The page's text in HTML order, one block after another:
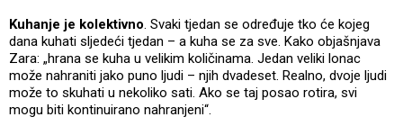
Kuhanje je kolektivno. Svaki tjedan se određuje tko će kojeg
dana kuhati sljedeći tjedan – a kuha se za sve. Kako objašnjava
Zara: „hrana se kuha u velikim količinama. Jedan veliki lonac
može nahraniti jako puno ljudi – njih dvadeset. Realno, dvoje ljudi
može to skuhati u nekoliko sati. Ako se taj posao rotira, svi
mogu biti kontinuirano nahranjeni“.